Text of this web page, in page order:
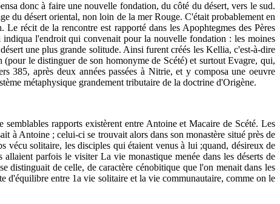
donc à faire une nouvelle fondation, du côté du désert, vers le sud.
du désert oriental, non loin de la mer Rouge. C'était probablement en
récit de la rencontre est rapporté dans les Apophtegmes des Pères
l'endroit qui convenait pour la nouvelle fondation : les moines
une plus grande solitude. Ainsi furent créés les Kellia, c'est-à-dire
le distinguer de son homonyme de Scété) et surtout Evagre, qui,
385, après deux années passées à Nitrie, et y composa une oeuvre
métaphysique grandement tributaire de la doctrine d'Origène.
rapports existèrent entre Antoine et Macaire de Scété. Les
à Antoine ; celui-ci se trouvait alors dans son monastère situé près de
solitaire, les disciples qui étaient venus à lui ;quand, désireux de
parfois le visiter La vie monastique menée dans les déserts de
distinguait de celle, de caractère cénobitique que l'on menait dans les
d'équilibre entre 1a vie solitaire et la vie communautaire, comme on le